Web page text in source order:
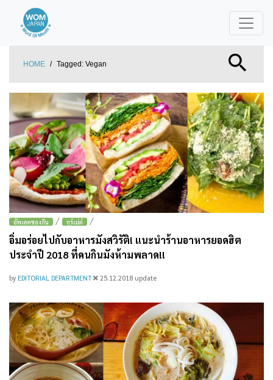
HOME / Tagged: Vegan
อัพเดตของกิน / กูร์เม่ต์ /
อิ่มอร่อยไปกับอาหารมังสวิรัติ! แนะนำร้านอาหารยอดฮิต
ประจำปี 2018 ที่คนกินมังห้ามพลาด!!
by EDITORIAL DEPARTMENT 25.12.2018 update